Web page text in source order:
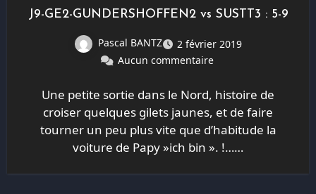
J9-GE2-GUNDERSHOFFEN2 vs SUSTT3 : 5-9
Pascal BANTZ
2 février 2019
Aucun commentaire
Une petite sortie dans le Nord, histoire de
croiser quelques gilets jaunes, et de faire
tourner un peu plus vite que d’habitude la
voiture de Papy »ich bin ». !……